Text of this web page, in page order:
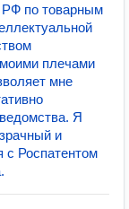
РФ по товарным
плечами
мне
Я
и
с Роспатентом